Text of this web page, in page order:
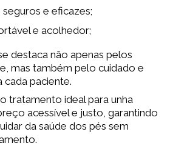
seguros e eficazes;
e acolhedor;
destaca não apenas pelos
mas também pelo cuidado e
paciente.
tratamento ideal para unha
acessível e justo, garantindo
da saúde dos pés sem